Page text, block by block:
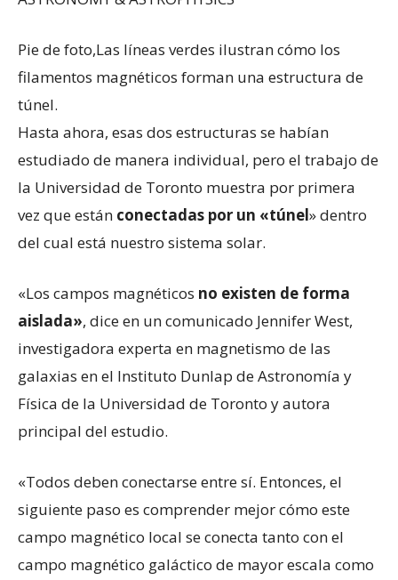
Pie de foto,Las líneas verdes ilustran cómo los
filamentos magnéticos forman una estructura de
túnel.
Hasta ahora, esas dos estructuras se habían
estudiado de manera individual, pero el trabajo de
la Universidad de Toronto muestra por primera
vez que están conectadas por un «túnel» dentro
del cual está nuestro sistema solar.
«Los campos magnéticos no existen de forma
aislada», dice en un comunicado Jennifer West,
investigadora experta en magnetismo de las
galaxias en el Instituto Dunlap de Astronomía y
Física de la Universidad de Toronto y autora
principal del estudio.
«Todos deben conectarse entre sí. Entonces, el
siguiente paso es comprender mejor cómo este
campo magnético local se conecta tanto con el
campo magnético galáctico de mayor escala como